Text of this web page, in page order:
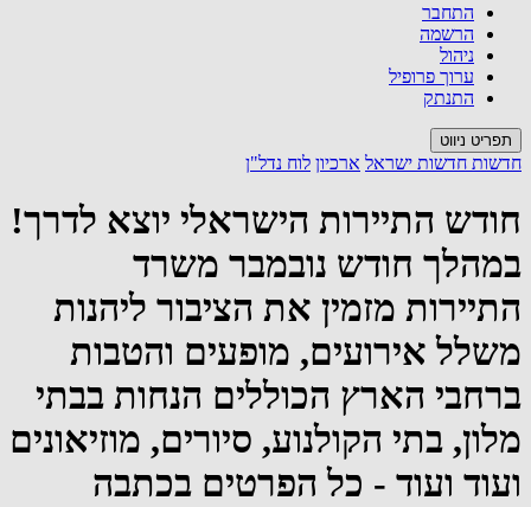
התחבר
הרשמה
ניהול
ערוך פרופיל
התנתק
תפריט ניווט
חדשות חדשות ישראל ארכיון לוח נדל"ן
חודש התיירות הישראלי יוצא לדרך!
במהלך חודש נובמבר משרד
התיירות מזמין את הציבור ליהנות
משלל אירועים, מופעים והטבות
ברחבי הארץ הכוללים הנחות בבתי
מלון, בתי הקולנוע, סיורים, מוזיאונים
ועוד ועוד - כל הפרטים בכתבה